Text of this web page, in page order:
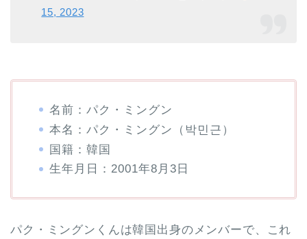
15, 2023
名前：パク・ミングン
本名：パク・ミングン（박민근）
国籍：韓国
生年月日：2001年8月3日
パク・ミングンくんは韓国出身のメンバーで、これ